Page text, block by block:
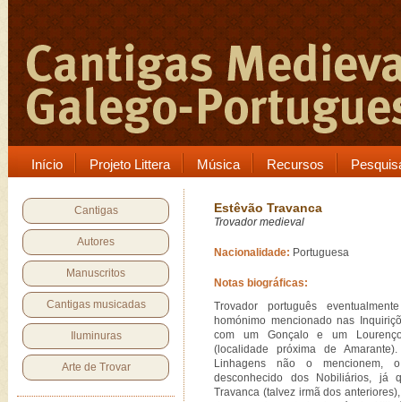
Início Projeto Littera Música Recursos
Cantigas
Autores
Manuscritos
Cantigas musicadas
Iluminuras
Arte de Trovar
Estêvão Travanca
Trovador medieval
Nacionalidade: Portuguesa
Notas biográficas:
Trovador português
homónimo mencionado nas
com um Gonçalo e um
(localidade próxima de
Linhagens não o
desconhecido dos Nobiliários, já
Travanca (talvez irmã dos